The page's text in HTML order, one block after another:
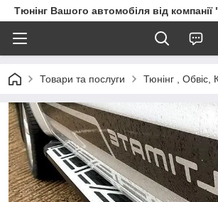
Тюнінг Вашого автомобіля від
Товари та послуги Тюнінг , Обвіс,